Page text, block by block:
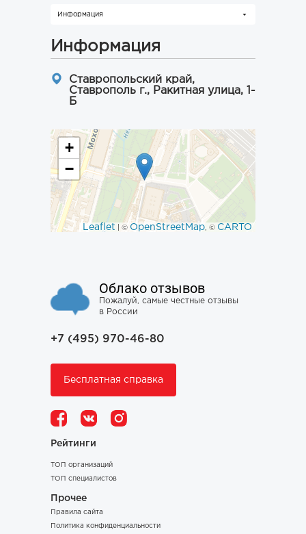
Информация
Информация
Ставропольский край,
Ставрополь г., Ракитная улица, 1-
Б
+
−
Leaflet | © OpenStreetMap, © CARTO
Облако отзывов
Пожалуй, самые честные отзывы
в России
+7 (495) 970-46-80
Бесплатная справка
Рейтинги
ТОП организаций
ТОП специалистов
Прочее
Правила сайта
Политика конфиденциальности